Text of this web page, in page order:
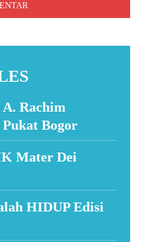
Rachim
Bogor
Mater Dei
HIDUP Edisi